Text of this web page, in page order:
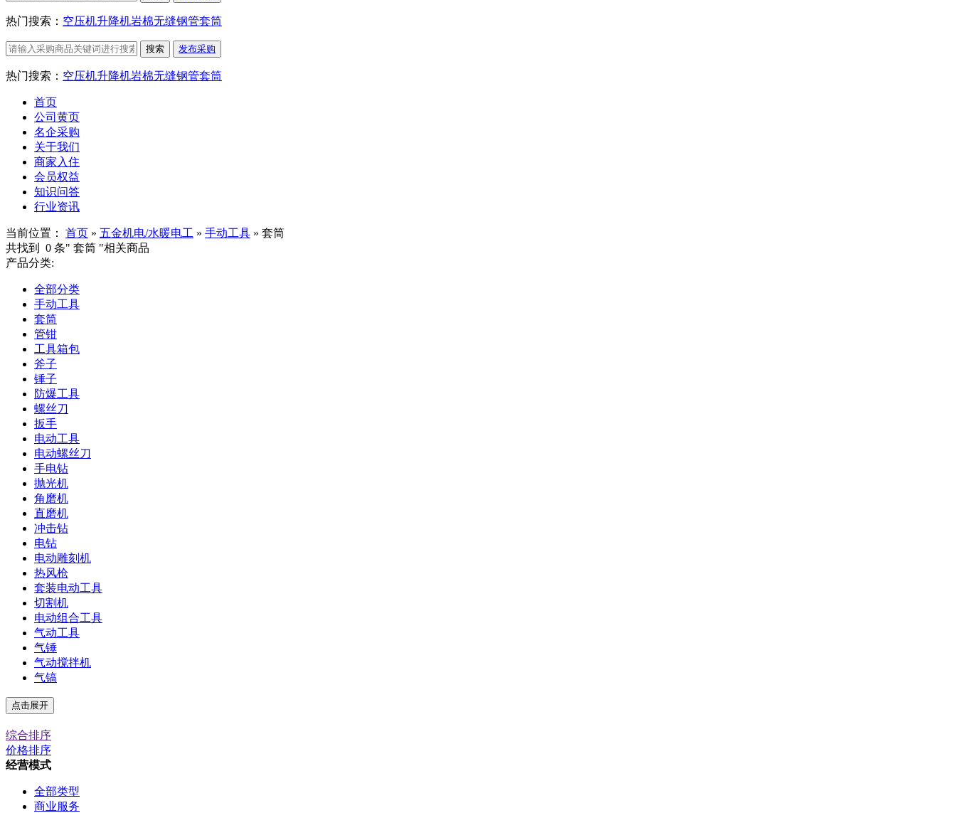
热门搜索： 空压机升降机岩棉无缝钢管套筒
搜索 发布采购
热门搜索： 空压机升降机岩棉无缝钢管套筒
首页
公司黄页
名企采购
关于我们
商家入住
会员权益
知识问答
行业资讯
当前位置： 首页 » 五金机电/水暖电工 » 手动工具 » 套筒
共找到
0 条" 套筒 "相关商品
产品分类:
全部分类
手动工具
套筒
管钳
工具箱包
斧子
锤子
防爆工具
螺丝刀
扳手
电动工具
电动螺丝刀
手电钻
抛光机
角磨机
直磨机
冲击钻
电钻
电动雕刻机
热风枪
套装电动工具
切割机
电动组合工具
气动工具
气锤
气动搅拌机
气镐
点击展开
综合排序
价格排序
经营模式
全部类型
商业服务